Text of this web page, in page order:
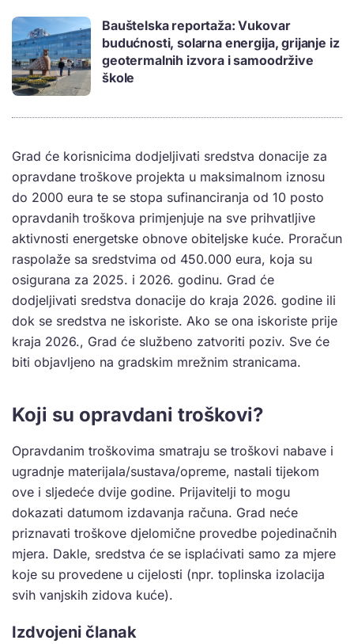
Bauštelska reportaža: Vukovar
budućnosti, solarna energija, grijanje iz
geotermalnih izvora i samoodržive
škole
Grad će korisnicima dodjeljivati sredstva donacije za
opravdane troškove projekta u maksimalnom iznosu
do 2000 eura te se stopa sufinanciranja od 10 posto
opravdanih troškova primjenjuje na sve prihvatljive
aktivnosti energetske obnove obiteljske kuće. Proračun
raspolaže sa sredstvima od 450.000 eura, koja su
osigurana za 2025. i 2026. godinu. Grad će
dodjeljivati sredstva donacije do kraja 2026. godine ili
dok se sredstva ne iskoriste. Ako se ona iskoriste prije
kraja 2026., Grad će službeno zatvoriti poziv. Sve će
biti objavljeno na gradskim mrežnim stranicama.
Koji su opravdani troškovi?
Opravdanim troškovima smatraju se troškovi nabave i
ugradnje materijala/sustava/opreme, nastali tijekom
ove i sljedeće dvije godine. Prijavitelji to mogu
dokazati datumom izdavanja računa. Grad neće
priznavati troškove djelomične provedbe pojedinačnih
mjera. Dakle, sredstva će se isplaćivati samo za mjere
koje su provedene u cijelosti (npr. toplinska izolacija
svih vanjskih zidova kuće).
Izdvojeni članak